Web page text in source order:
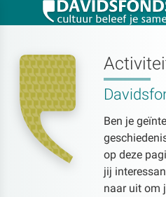
Ben je
op deze
jij
naar uit om
Zoek:
Zoeken